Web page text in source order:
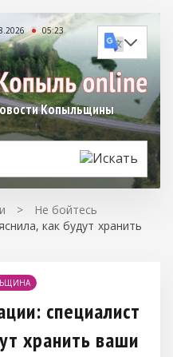
05:23
Копыльщины
>
Не бойтесь
как будут хранить
специалист
хранить ваши